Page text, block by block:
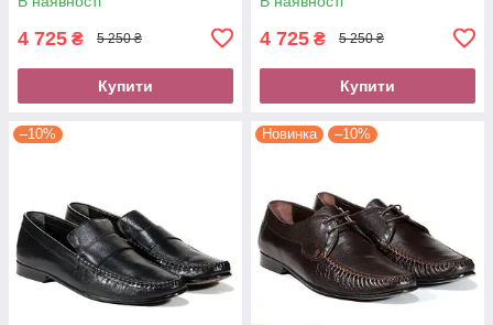
4 725 ₴ 5 250 ₴
Купити
4 725 ₴ 5 250 ₴
Купити
–10% Новинка –10%